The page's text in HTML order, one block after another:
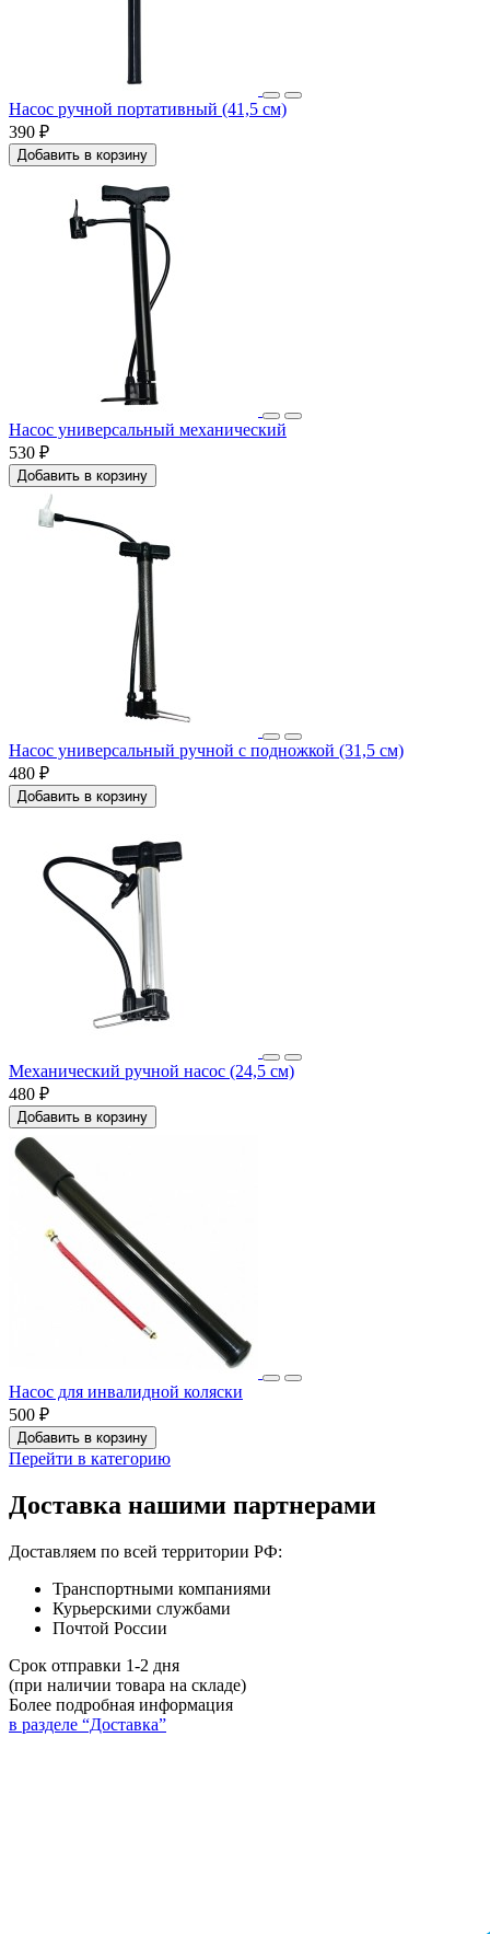
Насос ручной портативный (41,5 см)
390 ₽
Добавить в корзину
Насос универсальный механический
530 ₽
Добавить в корзину
Насос универсальный ручной с подножкой (31,5 см)
480 ₽
Добавить в корзину
Механический ручной насос (24,5 см)
480 ₽
Добавить в корзину
Насос для инвалидной коляски
500 ₽
Добавить в корзину
Перейти в категорию
Доставка нашими партнерами
Доставляем по всей территории РФ:
Транспортными компаниями
Курьерскими службами
Почтой России
Срок отправки 1-2 дня
(при наличии товара на складе)
Более подробная информация
в разделе “Доставка”